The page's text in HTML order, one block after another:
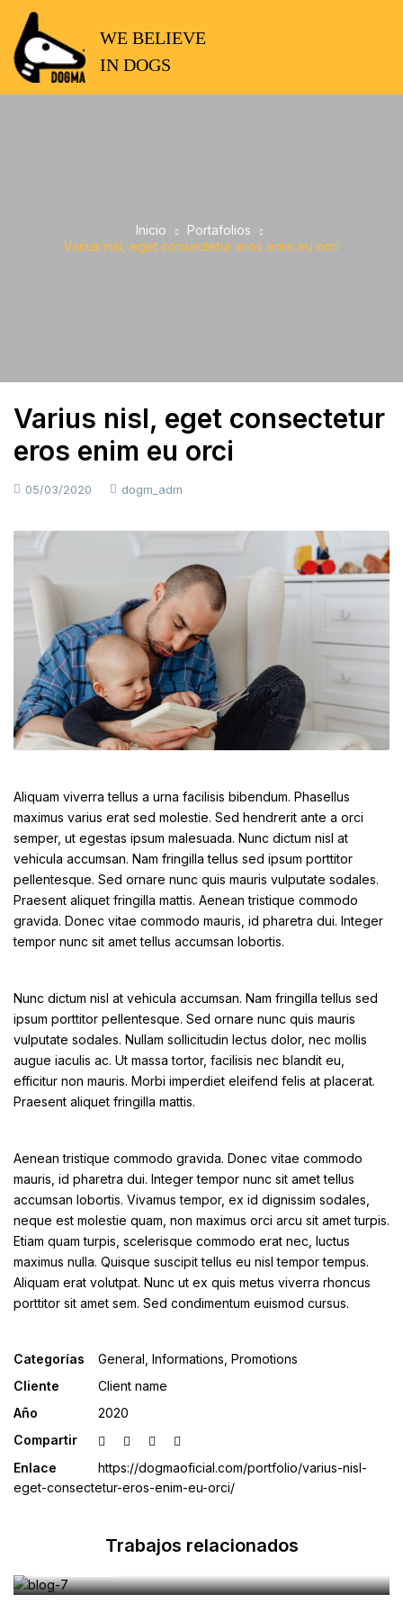
WE BELIEVE
IN DOGS
Inicio
Portafolios
Varius nisl, eget consectetur eros enim eu orci
Varius nisl, eget consectetur
eros enim eu orci
05/03/2020 dogm_adm
Aliquam viverra tellus a urna facilisis bibendum. Phasellus
maximus varius erat sed molestie. Sed hendrerit ante a orci
semper, ut egestas ipsum malesuada. Nunc dictum nisl at
vehicula accumsan. Nam fringilla tellus sed ipsum porttitor
pellentesque. Sed ornare nunc quis mauris vulputate sodales.
Praesent aliquet fringilla mattis. Aenean tristique commodo
gravida. Donec vitae commodo mauris, id pharetra dui. Integer
tempor nunc sit amet tellus accumsan lobortis.
Nunc dictum nisl at vehicula accumsan. Nam fringilla tellus sed
ipsum porttitor pellentesque. Sed ornare nunc quis mauris
vulputate sodales. Nullam sollicitudin lectus dolor, nec mollis
augue iaculis ac. Ut massa tortor, facilisis nec blandit eu,
efficitur non mauris. Morbi imperdiet eleifend felis at placerat.
Praesent aliquet fringilla mattis.
Aenean tristique commodo gravida. Donec vitae commodo
mauris, id pharetra dui. Integer tempor nunc sit amet tellus
accumsan lobortis. Vivamus tempor, ex id dignissim sodales,
neque est molestie quam, non maximus orci arcu sit amet turpis.
Etiam quam turpis, scelerisque commodo erat nec, luctus
maximus nulla. Quisque suscipit tellus eu nisl tempor tempus.
Aliquam erat volutpat. Nunc ut ex quis metus viverra rhoncus
porttitor sit amet sem. Sed condimentum euismod cursus.
Categorías General Informations Promotions
Cliente
Client name
Año
2020
Compartir
Enlace
https://dogmaoficial.com/portfolio/varius-nisl-
eget-consectetur-eros-enim-eu-orci/
Trabajos relacionados
06/2021 dogm_adm
ipsum dolor sit amet, consectetur